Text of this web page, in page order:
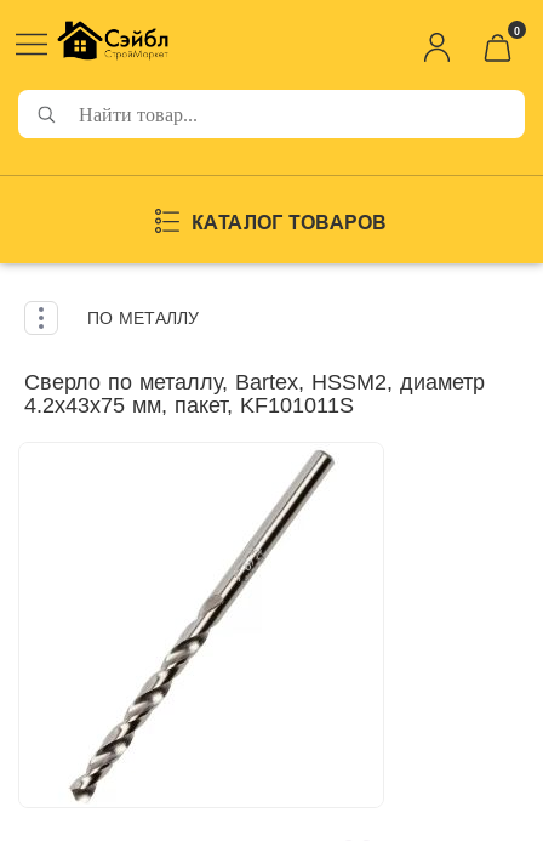
0
КАТАЛОГ ТОВАРОВ
ПО МЕТАЛЛУ
Сверло по металлу, Bartex, HSSM2, диаметр
4.2х43х75 мм, пакет, KF101011S